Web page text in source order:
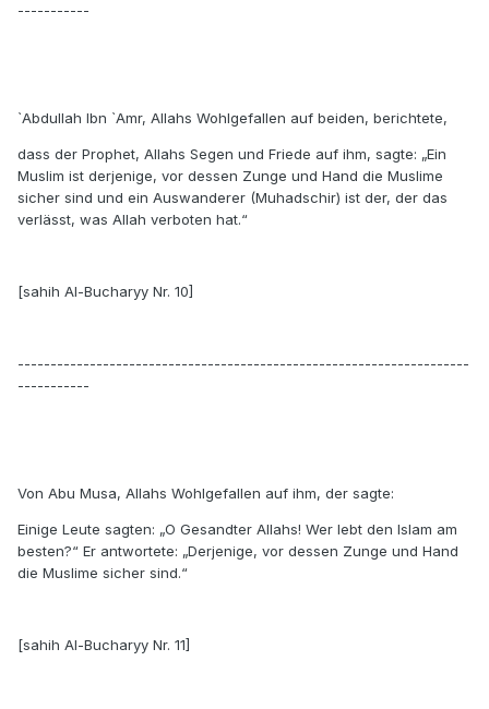
-----------
`Abdullah Ibn `Amr, Allahs Wohlgefallen auf beiden, berichtete,
dass der Prophet, Allahs Segen und Friede auf ihm, sagte: „Ein
Muslim ist derjenige, vor dessen Zunge und Hand die Muslime
sicher sind und ein Auswanderer (Muhadschir) ist der, der das
verlässt, was Allah verboten hat.“
[sahih Al-Bucharyy Nr. 10]
---------------------------------------------------------------------
-----------
Von Abu Musa, Allahs Wohlgefallen auf ihm, der sagte:
Einige Leute sagten: „O Gesandter Allahs! Wer lebt den Islam am
besten?“ Er antwortete: „Derjenige, vor dessen Zunge und Hand
die Muslime sicher sind.“
[sahih Al-Bucharyy Nr. 11]